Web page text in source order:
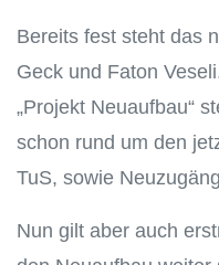
Bereits fest steht das
Geck und Faton
„Projekt Neuaufbau“
schon rund um den
TuS, sowie
Nun gilt aber auch